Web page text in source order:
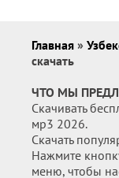
Главная »
скачать
ЧТО МЫ
Скачивать
мр3 2026.
Скачать
Нажмите
меню, чтобы